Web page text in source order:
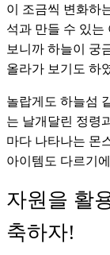
이 조금씩 변화하
석과 만들 수 있는
보니까 하늘이 궁
올라가 보기도 하
놀랍게도 하늘섬
는 날개달린 정령
마다 나타나는 몬
아이템도 다르기
자원을 활
축하자!